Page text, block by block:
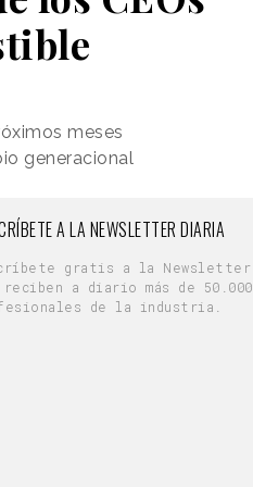
meses
generacional
A LA NEWSLETTER DIARIA
gratis a la Newsletter
reciben a diario más de 50.000
de la industria.